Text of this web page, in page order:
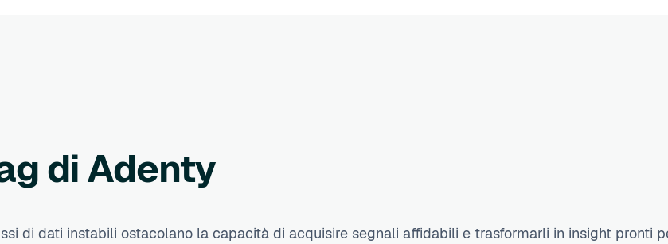
di Adenty
di dati instabili ostacolano la capacità di acquisire segnali affidabili e trasformarli in insight pronti